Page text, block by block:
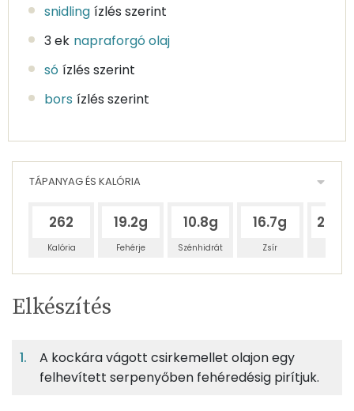
snidling ízlés szerint
3 ek napraforgó olaj
só ízlés szerint
bors ízlés szerint
TÁPANYAG ÉS KALÓRIA
262
Kalória
19.2g
Fehérje
10.8g
Szénhidrát
16.7g
Zsír
Egy
adagban
7%
Fehérje
4%
Szénhidrát
6%
Zsír
TÁPANYAGTARTALOM
Egy
adagban
4
adagban
100
grammban
Elkészítés
A kockára vágott csirkemellet olajon egy
felhevített serpenyőben fehéredésig pirítjuk.